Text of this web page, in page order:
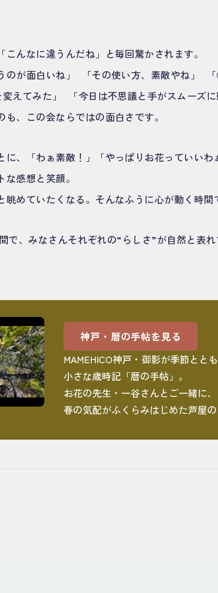
んなに違うんだね」と毎回驚かされます。
のが面白いね」 「その使い方、素敵やね」
えてみた」 「今日は不思議と手がスムーズに
、この会ならではの面白さです。
、「わぁ素敵！」「やっぱりお花っていいわ
感想と笑顔。
めていたくなる。そんなふうに心が動く時間
で、みなさんそれぞれの“らしさ”が自然と表
神戸・暦の手帖を見る
MAMEHICO神戸・御影が季節ととも
小さな歳時記「暦の手帖」。
お花の先生・一谷さんとご一緒に、
春の気配がふくらみはじめた芦屋の